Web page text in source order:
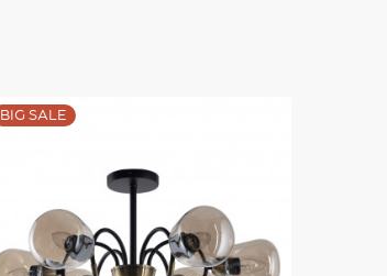
BIG SALE